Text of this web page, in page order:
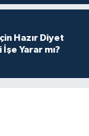
Hazır Diyet
Yarar mı?